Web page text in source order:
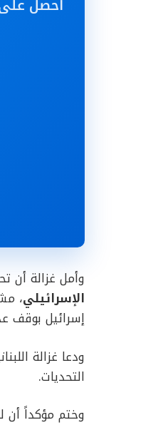
احصل على
وأمل غزالة أن
الإسرائيلي،
إسرائيل بوقف
ودعا غزالة
التحديات.
وختم مؤكداً أن